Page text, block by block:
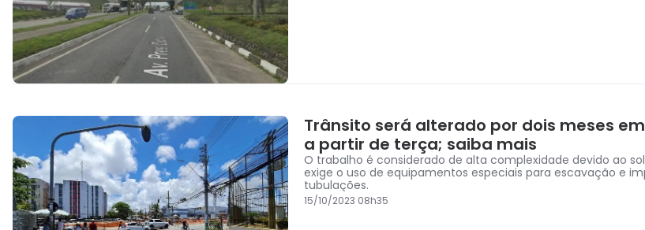
Trânsito será alterado por dois meses
a partir de terça; saiba mais
O trabalho é considerado de alta complexidade devido ao
exige o uso de equipamentos especiais para escavação e
tubulações.
15/10/2023 08h35